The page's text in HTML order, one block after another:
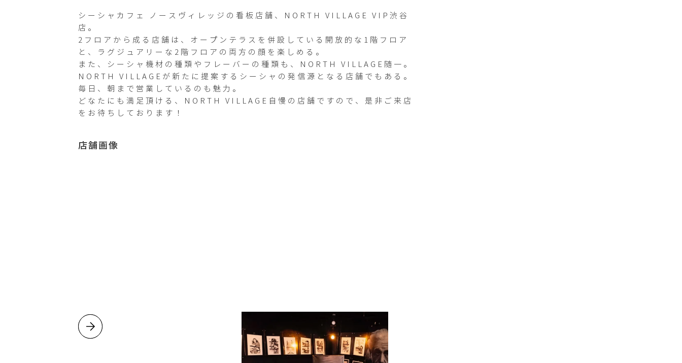
Twitterが
未登録です
シーシャカフェ ノースヴィレッジの看板店舗、NORTH VILLAGE VIP渋谷
店。
2フロアから成る店舗は、オープンテラスを併設している開放的な1階フロア
と、ラグジュアリーな2階フロアの両方の顔を楽しめる。
また、シーシャ機材の種類やフレーバーの種類も、NORTH VILLAGE随一。
NORTH VILLAGEが新たに提案するシーシャの発信源となる店舗でもある。
毎日、朝まで営業しているのも魅力。
どなたにも満足頂ける、NORTH VILLAGE自慢の店舗ですので、是非ご来店
をお待ちしております！
店舗画像